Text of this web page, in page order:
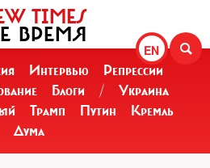
EN
TIMES
ВРЕМЯ
Интервью
Репрессии
Блоги /
Украина
Трамп Путин
Кремль
Дума